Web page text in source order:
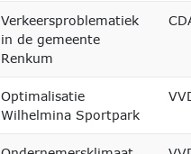
Verkeersproblematiek
in de gemeente
Renkum
Optimalisatie
Wilhelmina Sportpark